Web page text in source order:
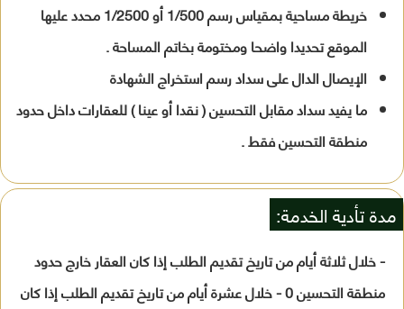
خريطة مساحية بمقياس رسم 1/500 أو 1/2500 محدد عليها
الموقع تحديدا واضحا ومختومة بخاتم المساحة .
الإيصال الدال على سداد رسم استخراج الشهادة
ما يفيد سداد مقابل التحسين ( نقدا أو عينا ) للعقارات داخل حدود
منطقة التحسين فقط .
مدة تأدية الخدمة:
- خلال ثلاثة أيام من تاريخ تقديم الطلب إذا كان العقار خارج حدود
منطقة التحسين 0 - خلال عشرة أيام من تاريخ تقديم الطلب إذا كان